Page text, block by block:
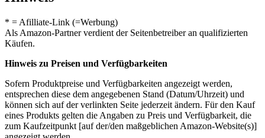
* = Afilliate-Link (=Werbung)
Als Amazon-Partner verdient der Seitenbetreiber an qualifizierten
Käufen.
Hinweis zu Preisen und Verfügbarkeiten
Sofern Produktpreise und Verfügbarkeiten angezeigt werden,
entsprechen diese dem angegebenen Stand (Datum/Uhrzeit) und
können sich auf der verlinkten Seite jederzeit ändern. Für den Kauf
eines Produkts gelten die Angaben zu Preis und Verfügbarkeit, die
zum Kaufzeitpunkt [auf der/den maßgeblichen Amazon-Website(s)]